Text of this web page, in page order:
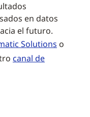
en datos
el futuro.
Solutions o
canal de